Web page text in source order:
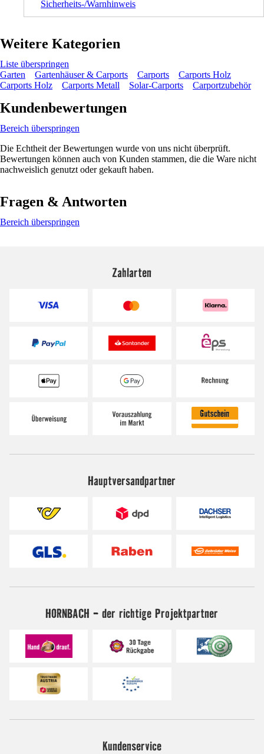
Sicherheits-/Warnhinweis
Weitere Kategorien
Liste überspringen
Garten
Gartenhäuser & Carports Carports
Carports Holz
Carports Holz
Carports Metall Solar-Carports Carportzubehör
Kundenbewertungen
Bereich überspringen
Die Echtheit der Bewertungen wurde von uns nicht überprüft.
Bewertungen können auch von Kunden stammen, die die Ware nicht
nachweislich genutzt oder gekauft haben.
Fragen & Antworten
Bereich überspringen
Zahlarten
Hauptversandpartner
HORNBACH - der richtige Projektpartner
Kundenservice